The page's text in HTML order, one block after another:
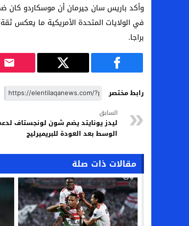
في الولايات المتحدة الأمريكية ما يعكس
براجا.
رابط مختصر
السابق
ليدز يونايتد يضم شون لونجستاف
الوسط بعد العودة للبريميرليج
مقالات ذات صلة